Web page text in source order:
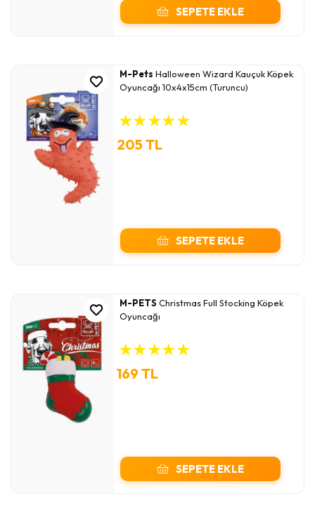
SEPETE EKLE
M-Pets Halloween Wizard Kauçuk Köpek
Oyuncağı 10x4x15cm (Turuncu)
★★★★★
205 TL
SEPETE EKLE
M-PETS Christmas Full Stocking Köpek
Oyuncağı
★★★★★
169 TL
SEPETE EKLE